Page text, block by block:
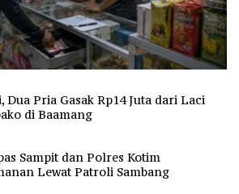
Dua Pria Gasak Rp14 Juta dari Laci
di Baamang
Sampit dan Polres Kotim
Lewat Patroli Sambang